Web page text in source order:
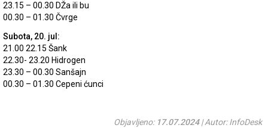
23.15 – 00.30 DŽa ili bu
00.30 – 01.30 Čvrge
Subota, 20. jul:
21.00 22.15 Šank
22.30- 23.20 Hidrogen
23.30 – 00.30 Sanšajn
00.30 – 01.30 Cepeni ćunci
Objavljeno: 17.07.2024| Autor: InfoDesk